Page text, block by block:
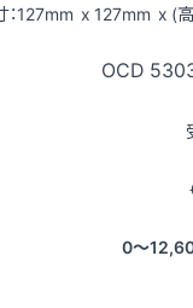
：127mm x 127mm x (
OCD
0〜